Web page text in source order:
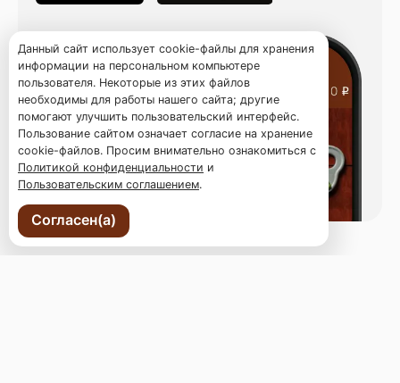
Данный сайт использует cookie-файлы для хранения
информации на персональном компьютере
пользователя. Некоторые из этих файлов
необходимы для работы нашего сайта; другие
помогают улучшить пользовательский интерфейс.
Пользование сайтом означает согласие на хранение
cookie-файлов. Просим внимательно ознакомиться с
Политикой конфиденциальности и
Пользовательским соглашением.
Согласен(а)